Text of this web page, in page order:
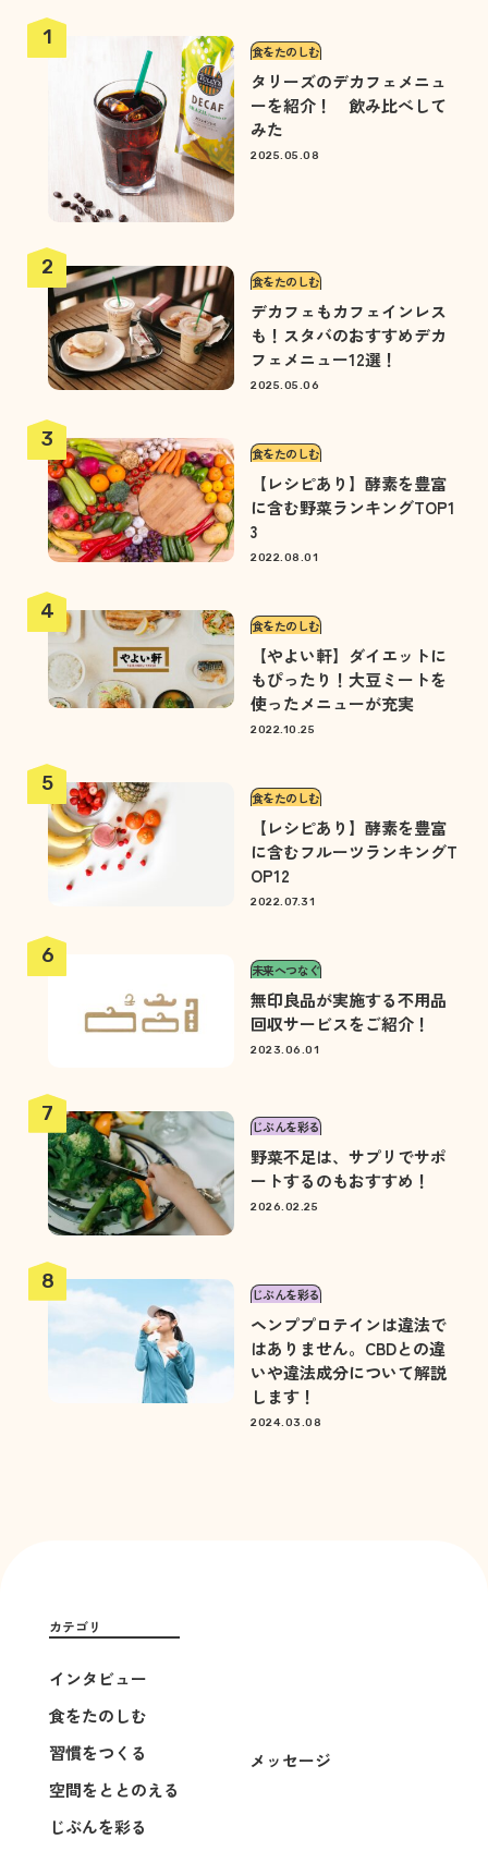
食をたのしむ
タリーズのデカフェメニュ
ーを紹介！ 飲み比べして
みた
2025.05.08
食をたのしむ
デカフェもカフェインレス
も！スタバのおすすめデカ
フェメニュー12選！
2025.05.06
食をたのしむ
【レシピあり】酵素を豊富
に含む野菜ランキングTOP1
3
2022.08.01
食をたのしむ
【やよい軒】ダイエットに
もぴったり！大豆ミートを
使ったメニューが充実
2022.10.25
食をたのしむ
【レシピあり】酵素を豊富
に含むフルーツランキングT
OP12
2022.07.31
未来へつなぐ
無印良品が実施する不用品
回収サービスをご紹介！
2023.06.01
じぶんを彩る
野菜不足は、サプリでサポ
ートするのもおすすめ！
2026.02.25
じぶんを彩る
ヘンププロテインは違法で
はありません。CBDとの違
いや違法成分について解説
します！
2024.03.08
カテゴリ
インタビュー
食をたのしむ
習慣をつくる
空間をととのえる
じぶんを彩る
メッセージ